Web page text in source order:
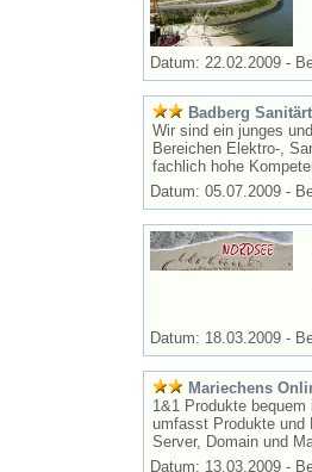
Datum: 22.02.2009 -
Badberg
Wir sind ein junges
Bereichen Elektro-,
fachlich hohe
Datum: 05.07.2009 -
Datum: 18.03.2009 -
Mariechens
1&1 Produkte
umfasst Produkte und
Server, Domain und
Datum: 13.03.2009 -